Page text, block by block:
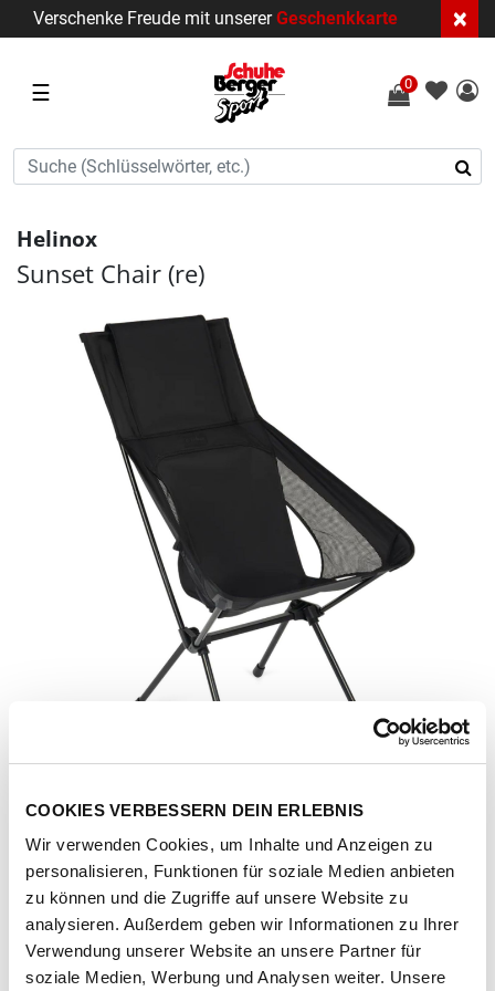
COOKIES VERBESSERN DEIN ERLEBNIS
Wir verwenden Cookies, um Inhalte und Anzeigen zu
personalisieren, Funktionen für soziale Medien anbieten
zu können und die Zugriffe auf unsere Website zu
analysieren. Außerdem geben wir Informationen zu Ihrer
Verwendung unserer Website an unsere Partner für
soziale Medien, Werbung und Analysen weiter. Unsere
Verschenke Freude mit unsererGeschenkkarte ×
☰ 0
Helinox
Sunset Chair (re)
Artikel-Nr.207640-1011-1001